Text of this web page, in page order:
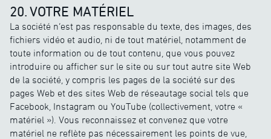
20. VOTRE MATÉRIEL
La société n’est pas responsable du texte, des images, des
fichiers vidéo et audio, ni de tout matériel, notamment de
toute information ou de tout contenu, que vous pouvez
introduire ou afficher sur le site ou sur tout autre site Web
de la société, y compris les pages de la société sur des
pages Web et des sites Web de réseautage social tels que
Facebook, Instagram ou YouTube (collectivement, votre «
matériel »). Vous reconnaissez et convenez que votre
matériel ne reflète pas nécessairement les points de vue,